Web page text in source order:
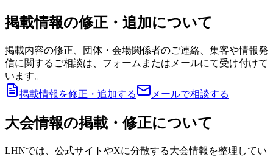
掲載情報の修正・追加について
掲載内容の修正、団体・会場関係者のご連絡、集客や情報発
信に関するご相談は、フォームまたはメールにて受け付けて
います。
掲載情報を修正・追加する
メールで相談する
大会情報の掲載・修正について
LHNでは、公式サイトやXに分散する大会情報を整理してい